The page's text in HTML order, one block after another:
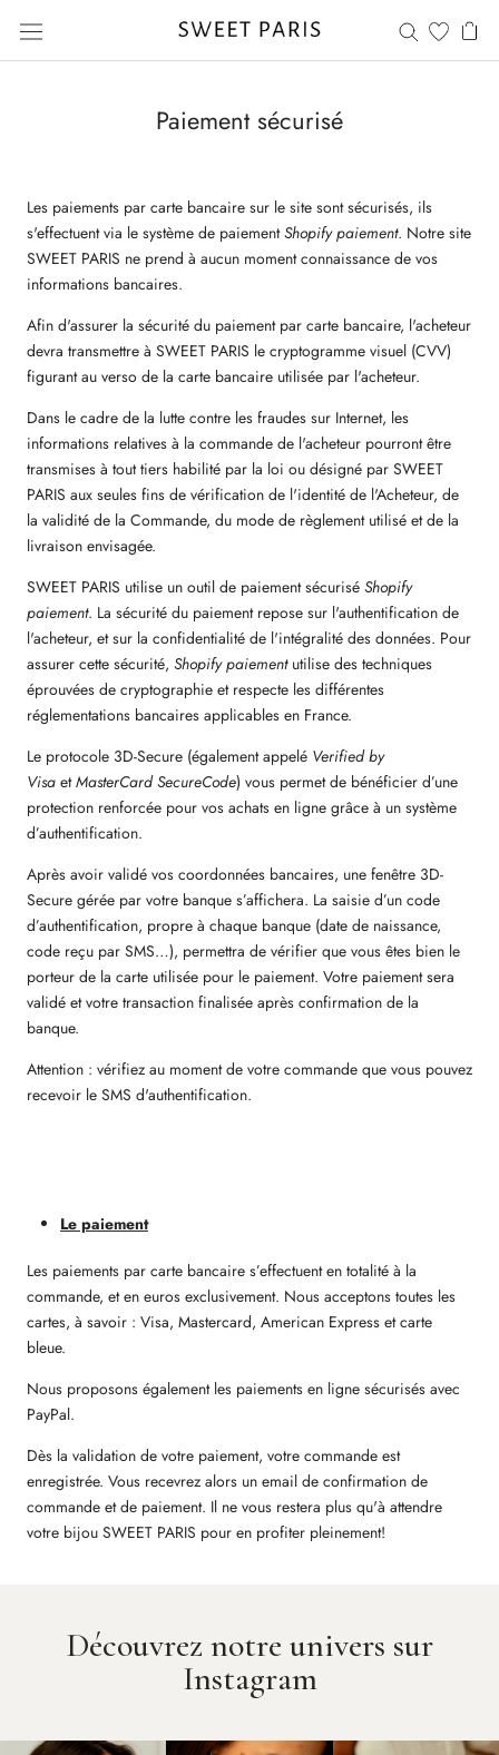
contenido
Paiement sécurisé
Les paiements par carte bancaire sur le site sont sécurisés, ils
s'effectuent via le système de paiementShopify paiement. Notre site
SWEET PARIS ne prend à aucun moment connaissance de vos
informations bancaires.
Afin d'assurer la sécurité du paiement par carte bancaire, l'acheteur
devra transmettre à SWEET PARIS le cryptogramme visuel (CVV)
figurant au verso de la carte bancaire utilisée par l'acheteur.
Dans le cadre de la lutte contre les fraudes sur Internet, les
informations relatives à la commande de l'acheteur pourront être
transmises à tout tiers habilité par la loi ou désigné par SWEET
PARIS aux seules fins de vérification de l'identité de l'Acheteur, de
la validité de la Commande, du mode de règlement utilisé et de la
livraison envisagée.
SWEET PARIS utilise un outil de paiement sécurisé Shopify
paiement. La sécurité du paiement repose sur l'authentification de
l'acheteur, et sur la confidentialité de l'intégralité des données. Pour
assurer cette sécurité, Shopify paiementutilise des techniques
éprouvées de cryptographie et respecte les différentes
réglementations bancaires applicables en France.
Le protocole 3D-Secure (également appelé Verified by
Visa et MasterCard SecureCode) vous permet de bénéficier d’une
protection renforcée pour vos achats en ligne grâce à un système
d’authentification.
Après avoir validé vos coordonnées bancaires, une fenêtre 3D-
Secure gérée par votre banque s’affichera. La saisie d’un code
d’authentification, propre à chaque banque (date de naissance,
code reçu par SMS…), permettra de vérifier que vous êtes bien le
porteur de la carte utilisée pour le paiement. Votre paiement sera
validé et votre transaction finalisée après confirmation de la
banque.
Attention : vérifiez au moment de votre commande que vous pouvez
recevoir le SMS d'authentification.
Le paiement
Les paiements par carte bancaire s’effectuent en totalité à la
commande, et en euros exclusivement. Nous acceptons toutes les
cartes, à savoir : Visa, Mastercard, American Express et carte
bleue.
Nous proposons également les paiements en ligne sécurisés avec
PayPal.
Dès la validation de votre paiement, votre commande est
enregistrée. Vous recevrez alors un email de confirmation de
commande et de paiement. Il ne vous restera plus qu'à attendre
votre bijou SWEET PARIS pour en profiter pleinement!
Découvrez notre univers sur
Instagram